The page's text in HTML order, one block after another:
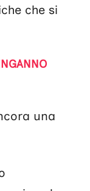
che si
GANNO
una